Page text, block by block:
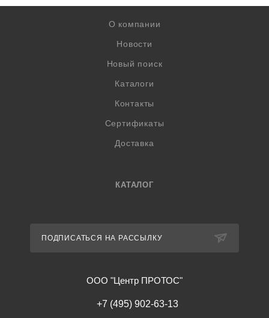
О компании
Новости
Новый поиск
Каталоги
Контакты
Сертификаты
Доставка
КАТАЛОГ
ПОДПИСАТЬСЯ НА РАССЫЛКУ
ООО "Центр ПРОТОС"
+7 (495) 902-63-13